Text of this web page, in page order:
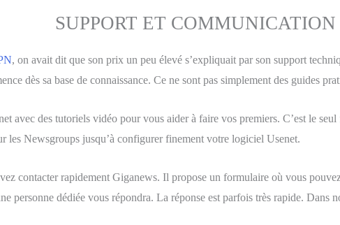
SUPPORT ET COMMUNICATION
, on avait dit que son prix un peu élevé s’expliquait par son support
dès sa base de connaissance. Ce ne sont pas simplement des guides
avec des tutoriels vidéo pour vous aider à faire vos premiers. C’est le
les Newsgroups jusqu’à configurer finement votre logiciel Usenet.
contacter rapidement Giganews. Il propose un formulaire où vous
personne dédiée vous répondra. La réponse est parfois très rapide. Dans